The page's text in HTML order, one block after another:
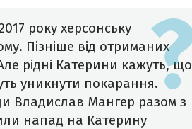
року херсонську
Пізніше від отриманих
рідні Катерини кажуть, що
уникнути покарання.
Владислав Мангер разом з
напад на Катерину